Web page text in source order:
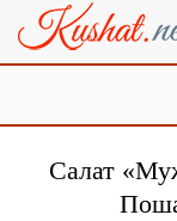
Салат